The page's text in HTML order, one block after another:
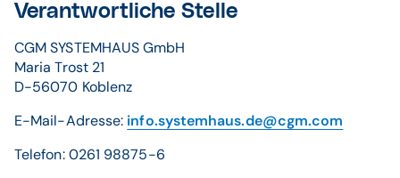
Verantwortliche Stelle
CGM SYSTEMHAUS GmbH
Maria Trost 21
D-56070 Koblenz
E-Mail-Adresse: info.systemhaus.de@cgm.com
Telefon: 0261 98875-6